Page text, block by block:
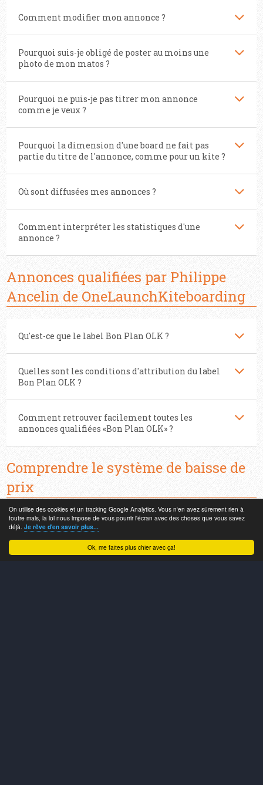
Ok, me faites plus chier avec ça!
On utilise des cookies et un tracking Google Analytics. Vous n'en avez sûrement rien à
foutre mais, la loi nous impose de vous pourrir l'écran avec des choses que vous savez
déjà. Je rêve d'en savoir plus...
Comment modifier mon annonce ?
Pourquoi suis-je obligé de poster au moins une
photo de mon matos ?
Pourquoi ne puis-je pas titrer mon annonce
comme je veux ?
Pourquoi la dimension d'une board ne fait pas
partie du titre de l'annonce, comme pour un kite ?
Où sont diffusées mes annonces ?
Comment interpréter les statistiques d'une
annonce ?
Annonces qualifiées par Philippe
Ancelin de OneLaunchKiteboarding
Qu'est-ce que le label Bon Plan OLK ?
Quelles sont les conditions d'attribution du label
Bon Plan OLK ?
Comment retrouver facilement toutes les
annonces qualifiées «Bon Plan OLK» ?
Comprendre le système de baisse de
prix
Comment mon annonce remonte en tête de liste
?